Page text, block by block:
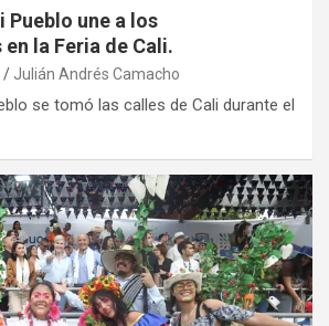
Pueblo une a los
la Feria de Cali.
Julián Andrés Camacho
se tomó las calles de Cali durante el